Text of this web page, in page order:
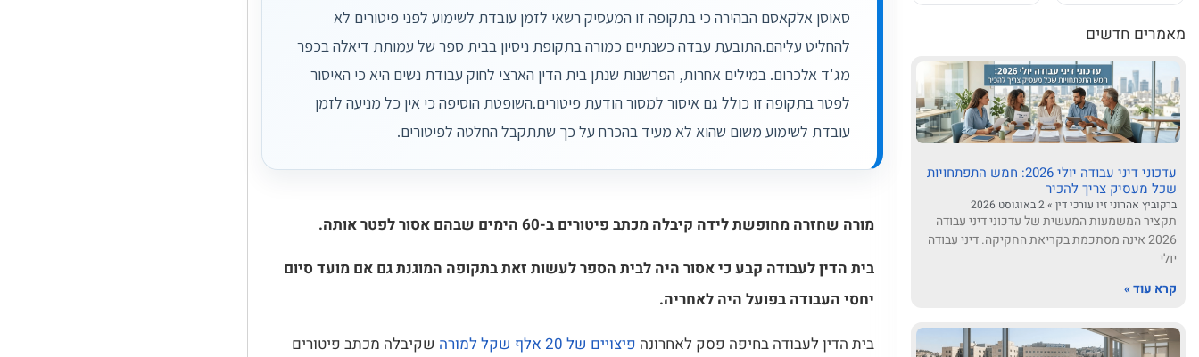
מאמרים חדשים
עדכוני דיני עבודה יולי 2026: חמש התפתחויות
שכל מעסיק צריך להכיר
ברקוביץ אהרוני זיו עורכי דין
תקציר המשמעות המעשית של עדכוני דיני עבודה
2026 אינה מסתכמת בקריאת החקיקה. דיני עבודה
יולי
קרא עוד »
סאוסן אלקאסם הבהירה כי בתקופה זו המעסיק רשאי לזמן עובדת לשימוע לפני פיטורים לא
להחליט עליהם.התובעת עבדה כשנתיים כמורה בתקופת ניסיון בבית ספר של עמותת דיאלה בכפר
מג'ד אלכרום. במילים אחרות, הפרשנות שנתן בית הדין הארצי לחוק עבודת נשים היא כי האיסור
לפטר בתקופה זו כולל גם איסור למסור הודעת פיטורים.השופטת הוסיפה כי אין כל מניעה לזמן
עובדת לשימוע משום שהוא לא מעיד בהכרח על כך שתתקבל החלטה לפיטורים.
מורה שחזרה מחופשת לידה קיבלה מכתב פיטורים ב-60 הימים שבהם אסור לפטר אותה.
בית הדין לעבודה קבע כי אסור היה לבית הספר לעשות זאת בתקופה המוגנת גם אם מועד סיום
יחסי העבודה בפועל היה לאחריה.
בית הדין לעבודה בחיפה פסק לאחרונה פיצויים של 20 אלף שקל למורה
שקיבלה מכתב פיטורים